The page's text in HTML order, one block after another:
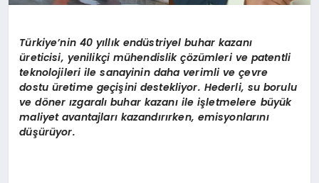
Türkiye’nin 40 yıllık endüstriyel buhar kazanı
üreticisi, yenilikçi mühendislik çözümleri ve patentli
teknolojileri ile sanayinin daha verimli ve çevre
dostu üretime geçişini destekliyor. Hederli, su borulu
ve döner ızgaralı buhar kazanı ile işletmelere büyük
maliyet avantajları kazandırırken, emisyonlarını
düşürüyor.